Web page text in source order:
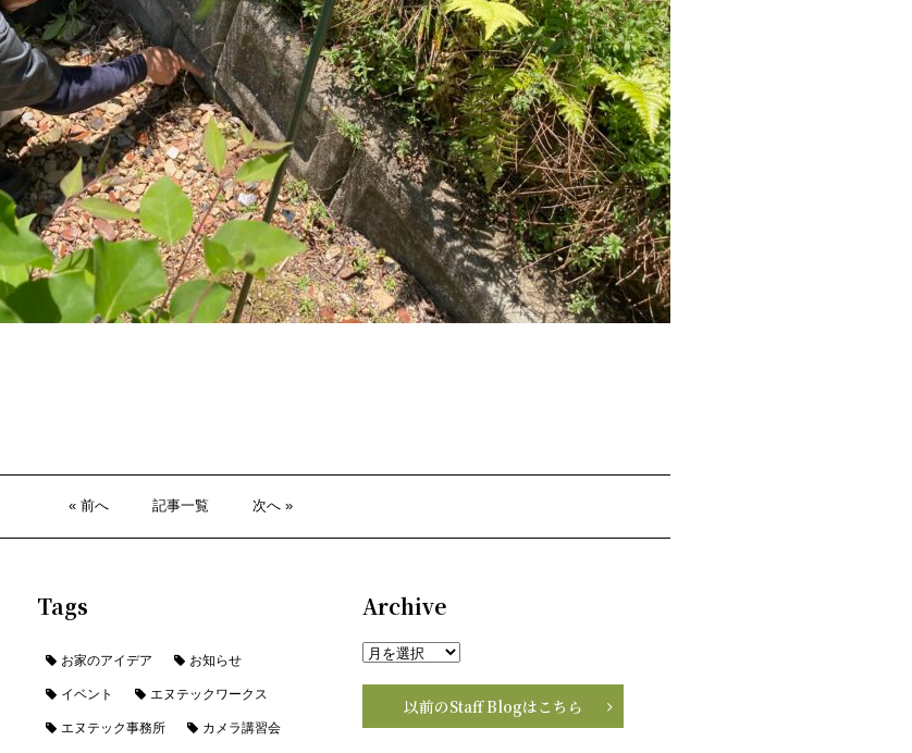
« 前へ 記事一覧 次へ »
Tags
お家のアイデア お知らせ
イベント エヌテックワークス
エヌテック事務所 カメラ講習会
Archive
以前のStaff Blogはこちら